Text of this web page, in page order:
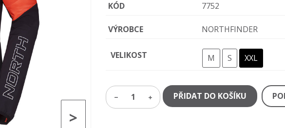
>
KÓD 7752
VÝROBCE NORTHFINDER
VELIKOST M S XXL
1 PŘIDAT DO KOŠÍKU